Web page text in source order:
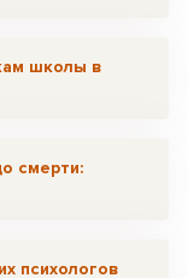
школы в
смерти:
психологов